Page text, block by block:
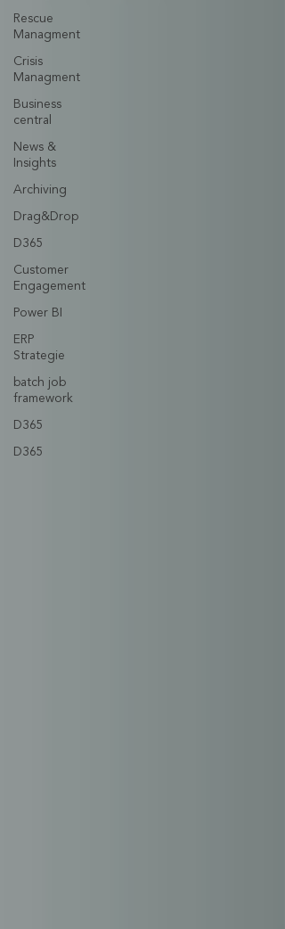
Rescue
Managment
Crisis
Managment
Business
central
News &
Insights
Archiving
Drag&Drop
D365
Customer
Engagement
Power BI
ERP
Strategie
batch job
framework
D365
D365